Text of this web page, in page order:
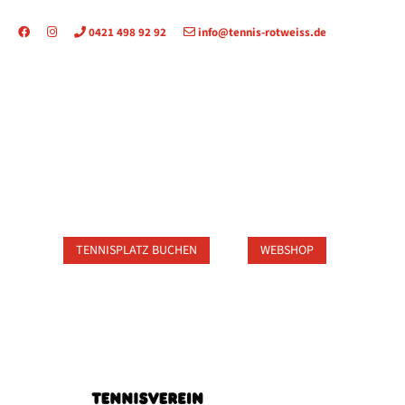
0421 498 92 92 info@tennis-rotweiss.de
TENNISPLATZ BUCHEN WEBSHOP